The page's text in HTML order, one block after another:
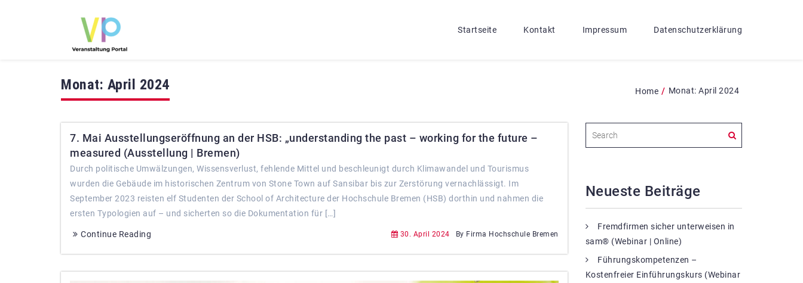
Startseite Kontakt Impressum Datenschutzerklärung
Monat: April 2024 Home / Monat: April 2024
7. Mai Ausstellungseröffnung an der HSB: „understanding the past – working for the future –
measured (Ausstellung | Bremen)
Durch politische Umwälzungen, Wissensverlust, fehlende Mittel und beschleunigt durch Klimawandel und Tourismus
wurden die Gebäude im historischen Zentrum von Stone Town auf Sansibar bis zur Zerstörung vernachlässigt. Im
September 2023 reisten elf Studenten der School of Architecture der Hochschule Bremen (HSB) dorthin und nahmen die
ersten Typologien auf – und sicherten so die Dokumentation für […]
Continue Reading 30. April 2024 By Firma Hochschule Bremen
Neueste Beiträge
Fremdfirmen sicher unterweisen in
sam® (Webinar | Online)
Führungskompetenzen –
Kostenfreier Einführungskurs (Webinar